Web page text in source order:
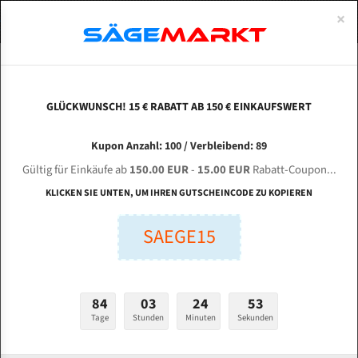
SHARPEDGE 340 für 4860 mm Bi-Metall
Bandsägeblätter
Länge (mm):
Stärken + Zahnteilung:
mm
ABOUTS
ENGLISH
Bi-Metall Meterware
Fleischerei Bandsägeblätter
Bandmesser Glatt Meterware
Konvex Meterware
×
GLÜCKWUNSCH! 15 € RABATT AB 150 € EINKAUFSWERT
Kupon Anzahl: 100 / Verbleibend: 89
Gültig für Einkäufe ab150.00 EUR- 15.00 EURRabatt-Coupon...
KLICKEN SIE UNTEN, UM IHREN GUTSCHEINCODE ZU KOPIEREN
SAEGE15
84
Tage
03
Stunden
24
Minuten
52
Sekunden